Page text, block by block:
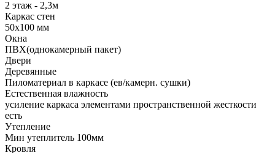
2 этаж - 2,3м
Каркас стен
50х100 мм
Окна
ПВХ(однокамерный пакет)
Двери
Деревянные
Пиломатериал в каркасе (ев/камерн. сушки)
Естественная влажность
усиление каркаса элементами пространственной жесткости
есть
Утепление
Мин утеплитель 100мм
Кровля